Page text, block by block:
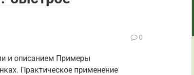
0
и описанием Примеры
Практическое применение